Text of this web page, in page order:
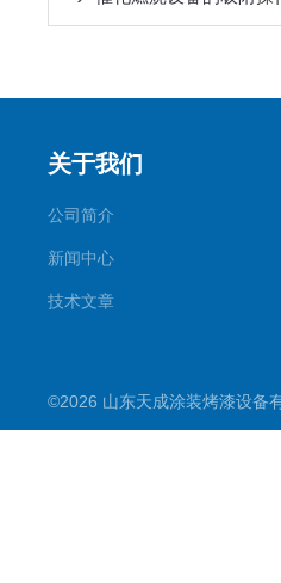
关于我们
公司简介
新闻中心
技术文章
©2026 山东天成涂装烤漆设